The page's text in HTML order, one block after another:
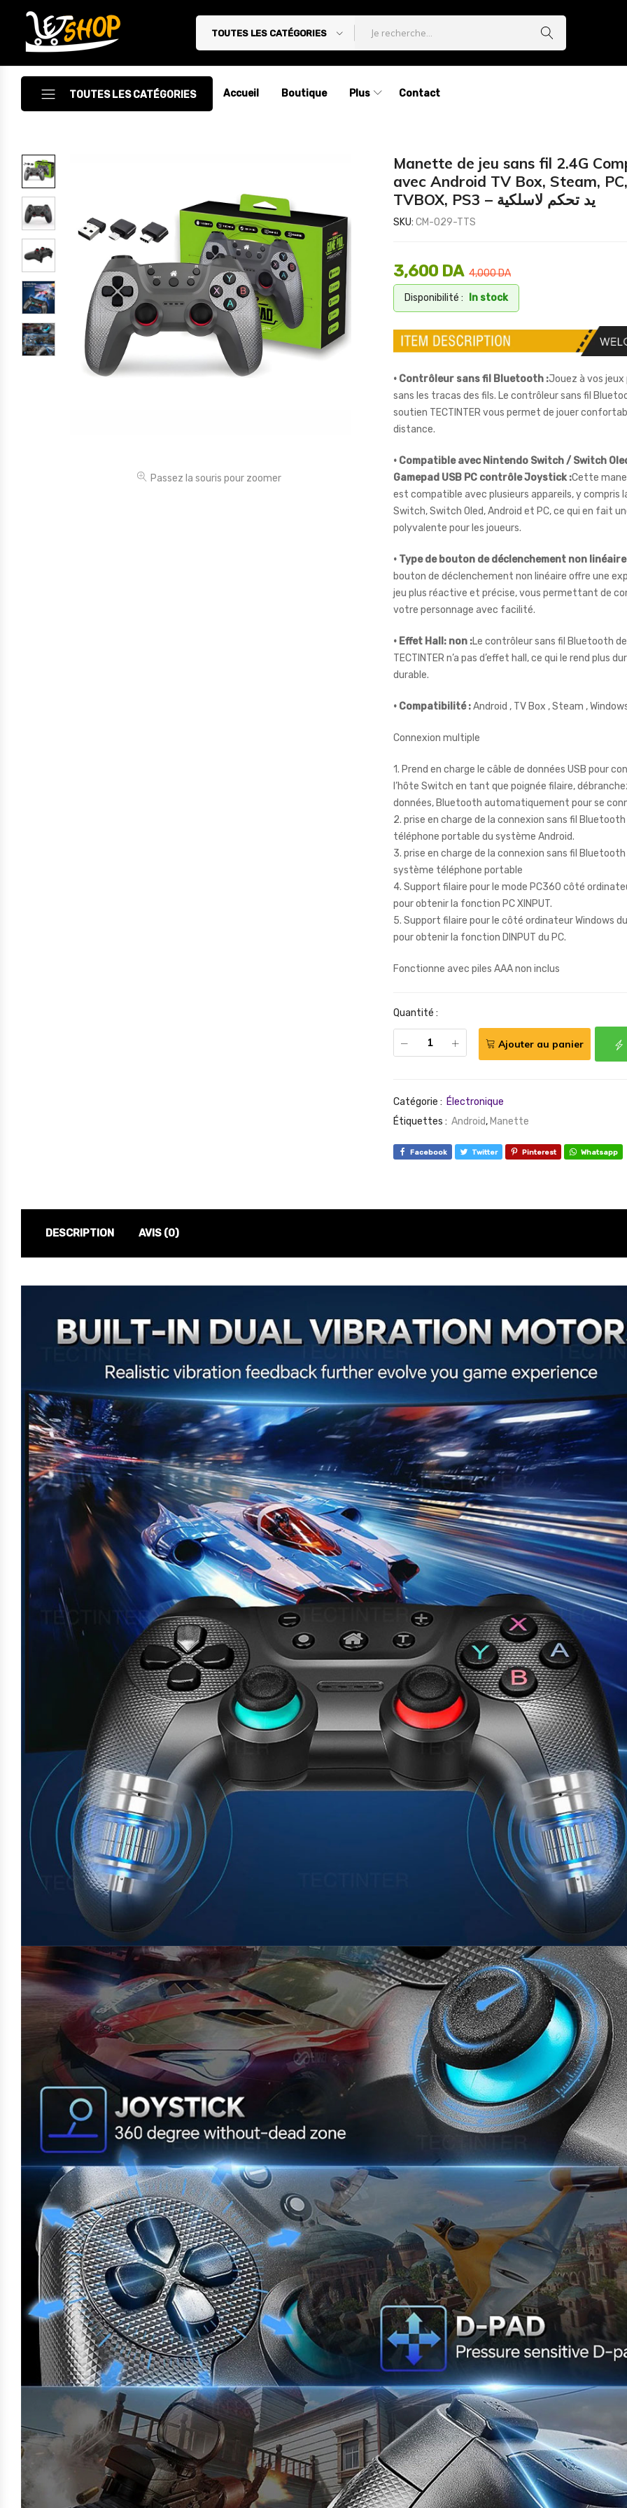
Letshop.dz
TOUTES LES CATÉGORIES
TOUTES LES CATÉGORIES
Accessoires
Accessoires Auto/Moto
Accessoires PC
Camping & Randonnée
Cuisine
Décoration
Electroménager
Électronique
Jouets
Accueil Boutique Plus Contact
Passez la souris pour zoomer
Manette de jeu sans fil 2.4G
avec Android TV Box, Steam, PC,
TVBOX, PS3 – يد تحكم لاسلكية
SKU: CM-029-TTS
4,000DA
3,600 DA
Disponibilité : In stock
• Contrôleur sans fil Bluetooth :Jouez à vos
sans les tracas des fils. Le contrôleur sans fil
soutien TECTINTER vous permet de jouer
distance.
• Compatible avec Nintendo Switch / Switch
Gamepad USB PC contrôle Joystick :Cette
est compatible avec plusieurs appareils, y compris
Switch, Switch Oled, Android et PC, ce qui en fait
polyvalente pour les joueurs.
• Type de bouton de déclenchement non
bouton de déclenchement non linéaire offre une
jeu plus réactive et précise, vous permettant de
votre personnage avec facilité.
• Effet Hall: non :Le contrôleur sans fil Bluetooth
TECTINTER n’a pas d’effet hall, ce qui le rend plus
durable.
• Compatibilité :Android , TV Box , Steam ,
Connexion multiple
1. Prend en charge le câble de données USB pour
l’hôte Switch en tant que poignée filaire,
données, Bluetooth automatiquement pour se
2. prise en charge de la connexion sans fil
téléphone portable du système Android.
3. prise en charge de la connexion sans fil
système téléphone portable
4. Support filaire pour le mode PC360 côté
pour obtenir la fonction PC XINPUT.
5. Support filaire pour le côté ordinateur Windows
pour obtenir la fonction DINPUT du PC.
Fonctionne avec piles AAA non inclus
Quantité :
Ajouter au panier
Catégorie : Électronique
Étiquettes : Android, Manette
Facebook Twitter Pinterest Whatsapp
DESCRIPTION AVIS (0)